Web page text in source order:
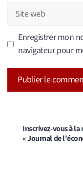
Site
web
Enregistrer mon
navigateur pour
Inscrivez-vous à
« Journal de